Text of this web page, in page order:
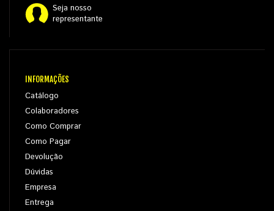
Seja nosso
representante
INFORMAÇÕES
Catálogo
Colaboradores
Como Comprar
Como Pagar
Devolução
Dúvidas
Empresa
Entrega